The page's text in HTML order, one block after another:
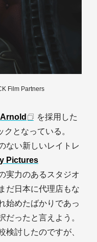
Film Partners
Arnold
を採用した
となっている。
ない新しいレイトレ
Pictures
実力のあるスタジオ
だ日本に代理店もな
始めたばかりであっ
だったと言えよう。
検討したのですが、